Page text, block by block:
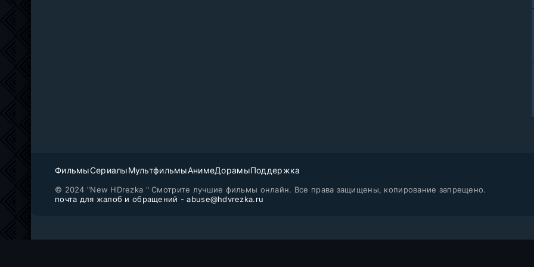
ФильмыСериалыМультфильмыАнимеДорамыПоддержка
© 2024 "New HDrezka " Смотрите лучшие фильмы онлайн. Все права защищены, копирование запрещено.
почта для жалоб и обращений - abuse@hdvrezka.ru